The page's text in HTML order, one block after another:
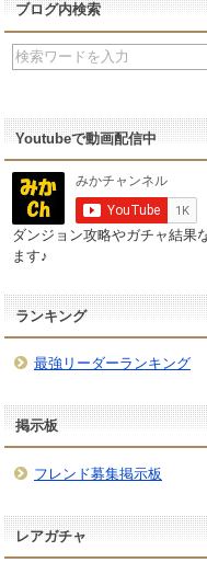
ブログ内検索
Youtubeで動画配信中
ダンジョン攻略やガチャ結果
ます♪
ランキング
最強リーダーランキング
掲示板
フレンド募集掲示板
レアガチャ